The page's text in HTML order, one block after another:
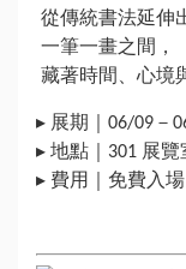
從傳統書法延伸
一筆一畫之間，
藏著時間、心境
▸ 展期｜06/09－
▸ 地點｜301 展覽
▸ 費用｜免費入場